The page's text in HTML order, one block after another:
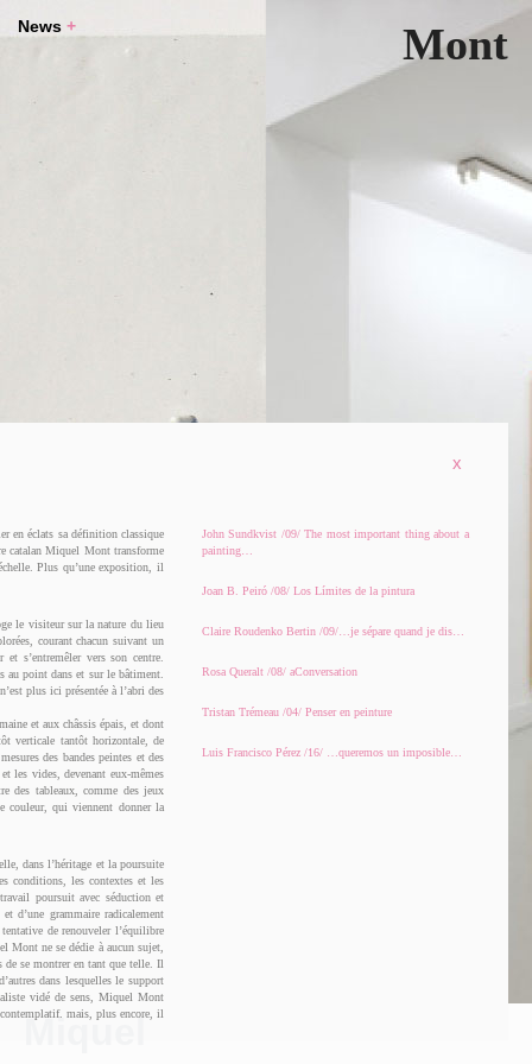
Mont
Miquel
News +
x
en éclats sa définition classique
catalan Miquel Mont transforme
Plus qu’une exposition, il
le visiteur sur la nature du lieu
courant chacun suivant un
s’entremêler vers son centre.
au point dans et sur le bâtiment.
plus ici présentée à l’abri des
et aux châssis épais, et dont
verticale tantôt horizontale, de
des bandes peintes et des
les vides, devenant eux-mêmes
des tableaux, comme des jeux
couleur, qui viennent donner la
dans l’héritage et la poursuite
conditions, les contextes et les
poursuit avec séduction et
d’une grammaire radicalement
de renouveler l’équilibre
Mont ne se dédie à aucun sujet,
de se montrer en tant que telle. Il
dans lesquelles le support
vidé de sens, Miquel Mont
mais, plus encore, il
John Sundkvist /09/ The most important thing about a
painting…
Joan B. Peiró /08/ Los Límites de la pintura
Claire Roudenko Bertin /09/…je sépare quand je dis…
Rosa Queralt /08/ aConversation
Tristan Trémeau /04/ Penser en peinture
Luis Francisco Pérez /16/ …queremos un imposible…